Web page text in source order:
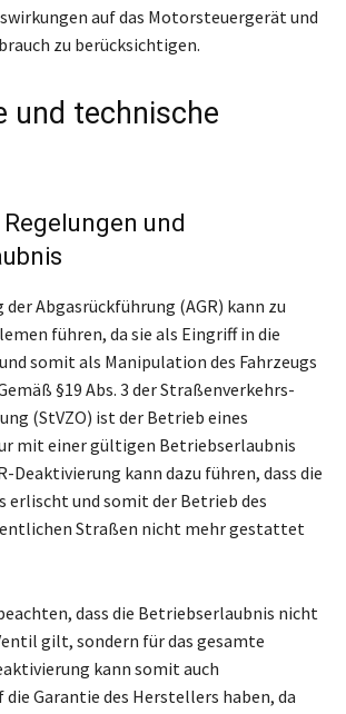
auf das Motorsteuergerät und
zu berücksichtigen.
und technische
und
der Abgasrückführung (AGR) kann zu
führen, da sie als Eingriff in die
somit als Manipulation des Fahrzeugs
§19 Abs. 3 der Straßenverkehrs-
(StVZO) ist der Betrieb eines
mit einer gültigen Betriebserlaubnis
Deaktivierung kann dazu führen, dass die
erlischt und somit der Betrieb des
Straßen nicht mehr gestattet
dass die Betriebserlaubnis nicht
gilt, sondern für das gesamte
kann somit auch
die Garantie des Herstellers haben, da